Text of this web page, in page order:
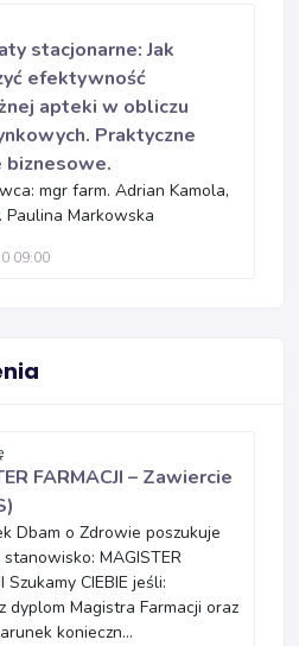
stacjonarne: Jak
efektywność
apteki w obliczu
Praktyczne
biznesowe.
mgr farm. Adrian Kamola,
Paulina Markowska
09:00
FARMACJI – Zawiercie
Dbam o Zdrowie poszukuje
MAGISTER
Szukamy CIEBIE jeśli:
dyplom Magistra Farmacji oraz
konieczn...